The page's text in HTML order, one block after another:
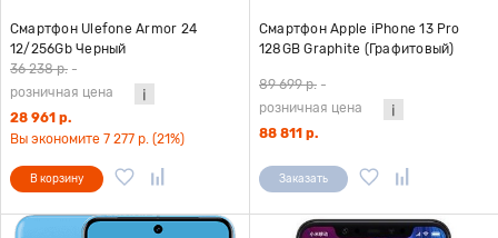
Смартфон Ulefone Armor 24
12/256Gb Черный
36 238 р. -
розничная цена
28 961 р.
Вы экономите 7 277 р. (21%)
В корзину
Смартфон Apple iPhone 13 Pro
128GB Graphite (Графитовый)
89 699 р. -
розничная цена
88 811 р.
Заказать